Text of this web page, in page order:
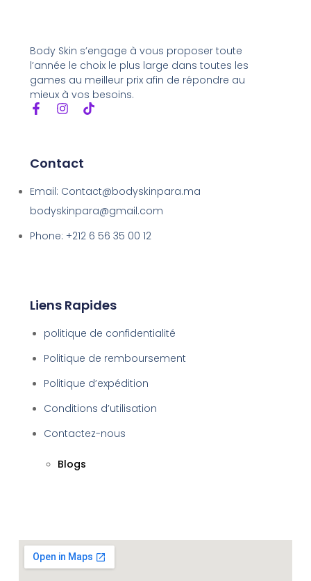
Body Skin s’engage à vous proposer toute
l’année le choix le plus large dans toutes les
games au meilleur prix afin de répondre au
mieux à vos besoins.
Contact
Email: Contact@bodyskinpara.ma
bodyskinpara@gmail.com
Phone: +212 6 56 35 00 12
Liens Rapides
politique de confidentialité
Politique de remboursement
Politique d’expédition
Conditions d’utilisation
Contactez-nous
Blogs